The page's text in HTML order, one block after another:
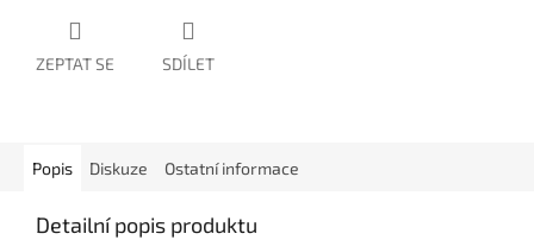
ZEPTAT SE SDÍLET
Popis Diskuze Ostatní informace
Detailní popis produktu